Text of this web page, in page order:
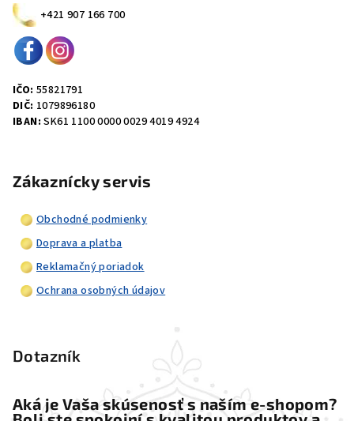
+421 907 166 700
IČO: 55821791
DIČ: 1079896180
IBAN: SK61 1100 0000 0029 4019 4924
Zákaznícky servis
Obchodné podmienky
Doprava a platba
Reklamačný poriadok
Ochrana osobných údajov
Dotazník
Aká je Vaša skúsenosť s naším e-shopom?